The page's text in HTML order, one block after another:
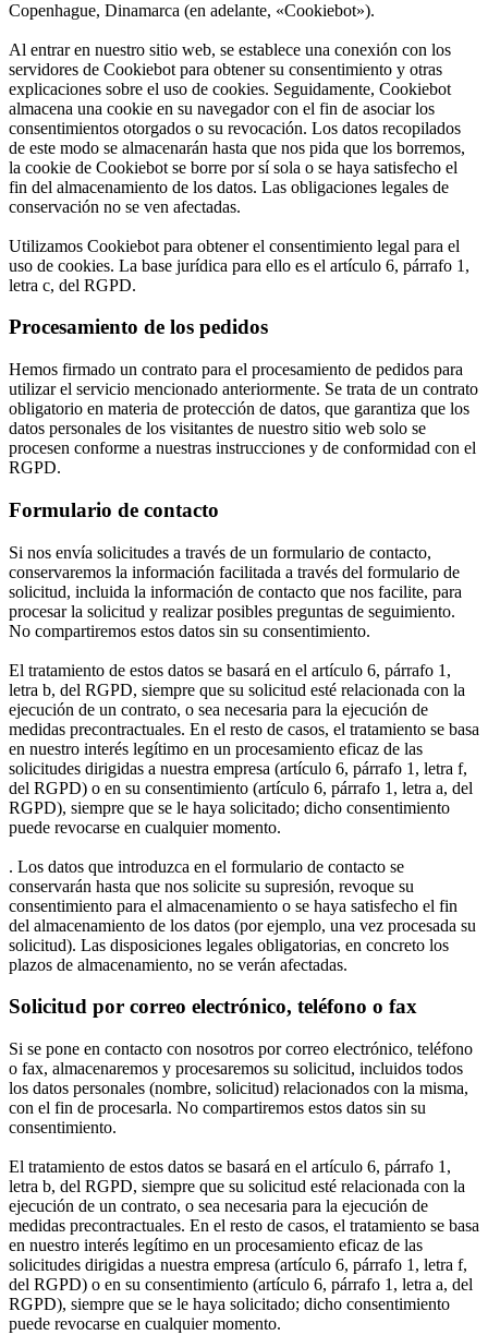
Copenhague, Dinamarca (en adelante, «Cookiebot»).
Al entrar en nuestro sitio web, se establece una conexión con los
servidores de Cookiebot para obtener su consentimiento y otras
explicaciones sobre el uso de cookies. Seguidamente, Cookiebot
almacena una cookie en su navegador con el fin de asociar los
consentimientos otorgados o su revocación. Los datos recopilados
de este modo se almacenarán hasta que nos pida que los borremos,
la cookie de Cookiebot se borre por sí sola o se haya satisfecho el
fin del almacenamiento de los datos. Las obligaciones legales de
conservación no se ven afectadas.
Utilizamos Cookiebot para obtener el consentimiento legal para el
uso de cookies. La base jurídica para ello es el artículo 6, párrafo 1,
letra c, del RGPD.
Procesamiento de los pedidos
Hemos firmado un contrato para el procesamiento de pedidos para
utilizar el servicio mencionado anteriormente. Se trata de un contrato
obligatorio en materia de protección de datos, que garantiza que los
datos personales de los visitantes de nuestro sitio web solo se
procesen conforme a nuestras instrucciones y de conformidad con el
RGPD.
Formulario de contacto
Si nos envía solicitudes a través de un formulario de contacto,
conservaremos la información facilitada a través del formulario de
solicitud, incluida la información de contacto que nos facilite, para
procesar la solicitud y realizar posibles preguntas de seguimiento.
No compartiremos estos datos sin su consentimiento.
El tratamiento de estos datos se basará en el artículo 6, párrafo 1,
letra b, del RGPD, siempre que su solicitud esté relacionada con la
ejecución de un contrato, o sea necesaria para la ejecución de
medidas precontractuales. En el resto de casos, el tratamiento se basa
en nuestro interés legítimo en un procesamiento eficaz de las
solicitudes dirigidas a nuestra empresa (artículo 6, párrafo 1, letra f,
del RGPD) o en su consentimiento (artículo 6, párrafo 1, letra a, del
RGPD), siempre que se le haya solicitado; dicho consentimiento
puede revocarse en cualquier momento.
. Los datos que introduzca en el formulario de contacto se
conservarán hasta que nos solicite su supresión, revoque su
consentimiento para el almacenamiento o se haya satisfecho el fin
del almacenamiento de los datos (por ejemplo, una vez procesada su
solicitud). Las disposiciones legales obligatorias, en concreto los
plazos de almacenamiento, no se verán afectadas.
Solicitud por correo electrónico, teléfono o fax
Si se pone en contacto con nosotros por correo electrónico, teléfono
o fax, almacenaremos y procesaremos su solicitud, incluidos todos
los datos personales (nombre, solicitud) relacionados con la misma,
con el fin de procesarla. No compartiremos estos datos sin su
consentimiento.
El tratamiento de estos datos se basará en el artículo 6, párrafo 1,
letra b, del RGPD, siempre que su solicitud esté relacionada con la
ejecución de un contrato, o sea necesaria para la ejecución de
medidas precontractuales. En el resto de casos, el tratamiento se basa
en nuestro interés legítimo en un procesamiento eficaz de las
solicitudes dirigidas a nuestra empresa (artículo 6, párrafo 1, letra f,
del RGPD) o en su consentimiento (artículo 6, párrafo 1, letra a, del
RGPD), siempre que se le haya solicitado; dicho consentimiento
puede revocarse en cualquier momento.